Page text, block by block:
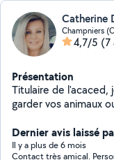
Catherine
Champniers
4,7/5 (7
Présentation
Titulaire de l'acaced,
garder vos animaux
Dernier avis laissé
Il y a plus de 6 mois
Contact très amical.